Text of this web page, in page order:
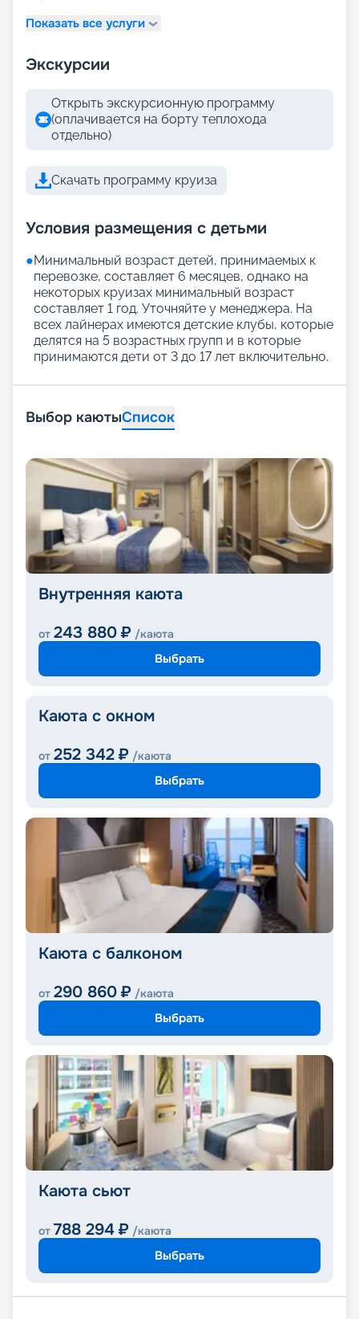
Показать все услуги
Экскурсии
Открыть экскурсионную программу
(оплачивается на борту теплохода
отдельно)
Скачать программу круиза
Условия размещения с детьми
●Минимальный возраст детей, принимаемых к
перевозке, составляет 6 месяцев, однако на
некоторых круизах минимальный возраст
составляет 1 год. Уточняйте у менеджера. На
всех лайнерах имеются детские клубы, которые
делятся на 5 возрастных групп и в которые
принимаются дети от 3 до 17 лет включительно.
Выбор каютыСписок
Внутренняя каюта
от 243 880 ₽ /каюта
Выбрать
Каюта с окном
от 252 342 ₽ /каюта
Выбрать
Каюта с балконом
от 290 860 ₽ /каюта
Выбрать
Каюта сьют
от 788 294 ₽ /каюта
Выбрать